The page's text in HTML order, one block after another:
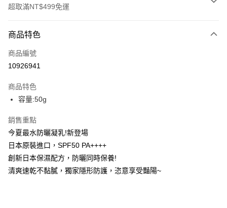
超取滿NT$499免運
信用卡一次付款
超商取貨付款
Apple Pay
街口支付
悠遊付
ATM付款
商品特色
商品編號
10926941
商品特色
容量:50g
銷售重點
今夏最水防曬凝乳!新登場
日本原裝進口，SPF50 PA++++
創新日本保濕配方，防曬同時保養!
清爽速乾不黏膩，獨家隱形防護，恣意享受豔陽~